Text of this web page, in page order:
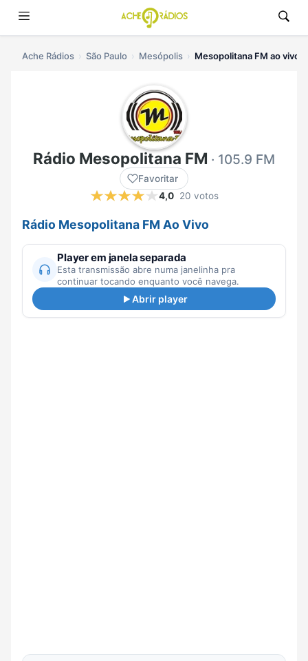
Ache Rádios São Paulo Mesópolis Mesopolitana FM ao vivo
Rádio Mesopolitana FM · 105.9 FM
Favoritar
4,0 20 votos
Rádio Mesopolitana FM Ao Vivo
Player em janela separada
Esta transmissão abre numa janelinha pra
continuar tocando enquanto você navega.
Abrir player